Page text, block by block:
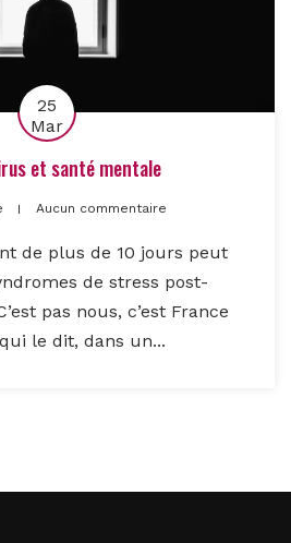
25
Mar
et santé mentale
Aucun commentaire
de plus de 10 jours peut
de stress post-
pas nous, c’est France
le dit, dans un...